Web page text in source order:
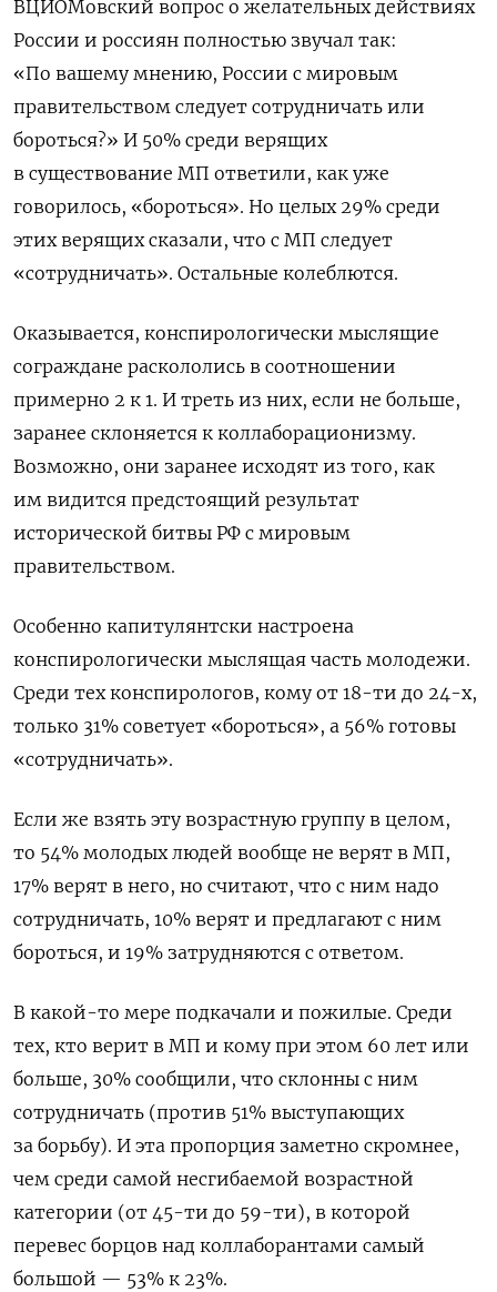
ВЦИОМовский вопрос о желательных действиях
России и россиян полностью звучал так:
«По вашему мнению, России с мировым
правительством следует сотрудничать или
бороться?» И 50% среди верящих
в существование МП ответили, как уже
говорилось, «бороться». Но целых 29% среди
этих верящих сказали, что с МП следует
«сотрудничать». Остальные колеблются.
Оказывается, конспирологически мыслящие
сограждане раскололись в соотношении
примерно 2 к 1. И треть из них, если не больше,
заранее склоняется к коллаборационизму.
Возможно, они заранее исходят из того, как
им видится предстоящий результат
исторической битвы РФ с мировым
правительством.
Особенно капитулянтски настроена
конспирологически мыслящая часть молодежи.
Среди тех конспирологов, кому от 18-ти до 24-х,
только 31% советует «бороться», а 56% готовы
«сотрудничать».
Если же взять эту возрастную группу в целом,
то 54% молодых людей вообще не верят в МП,
17% верят в него, но считают, что с ним надо
сотрудничать, 10% верят и предлагают с ним
бороться, и 19% затрудняются с ответом.
В какой-то мере подкачали и пожилые. Среди
тех, кто верит в МП и кому при этом 60 лет или
больше, 30% сообщили, что склонны с ним
сотрудничать (против 51% выступающих
за борьбу). И эта пропорция заметно скромнее,
чем среди самой несгибаемой возрастной
категории (от 45-ти до 59-ти), в которой
перевес борцов над коллаборантами самый
большой — 53% к 23%.